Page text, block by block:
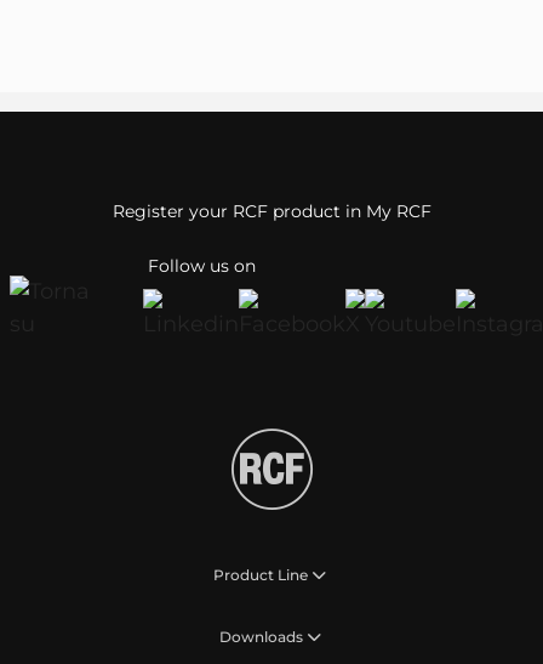
Follow us on
Register your RCF product in My RCF
Product Line
Downloads